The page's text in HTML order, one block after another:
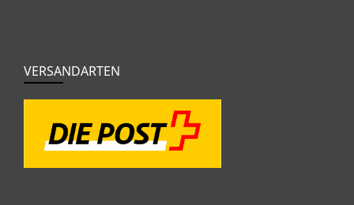
VERSANDARTEN